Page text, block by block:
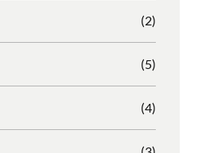
(2)
(5)
(4)